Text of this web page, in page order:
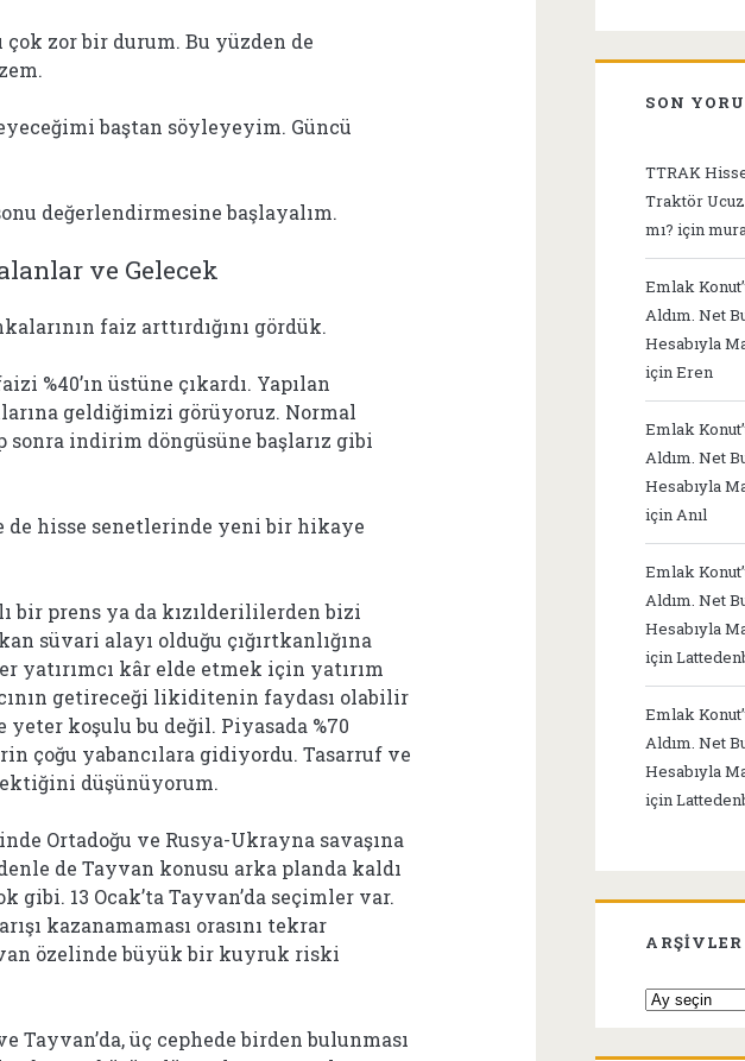
zor bir durum. Bu yüzden de
baştan söyleyeyim. Güncü
değerlendirmesine başlayalım.
ve Gelecek
faiz arttırdığını gördük.
%40’ın üstüne çıkardı. Yapılan
geldiğimizi görüyoruz. Normal
sonra indirim döngüsüne başlarız gibi
hisse senetlerinde yeni bir hikaye
bir prens ya da kızılderililerden bizi
süvari alayı olduğu çığırtkanlığına
yatırımcı kâr elde etmek için yatırım
getireceği likiditenin faydası olabilir
koşulu bu değil. Piyasada %70
çoğu yabancılara gidiyordu. Tasarruf ve
düşünüyorum.
Ortadoğu ve Rusya-Ukrayna savaşına
de Tayvan konusu arka planda kaldı
13 Ocak’ta Tayvan’da seçimler var.
kazanamaması orasını tekrar
özelinde büyük bir kuyruk riski
Tayvan’da, üç cephede birden bulunması
SON
TTRAK
Traktör Ucuz
mı? için
Emlak
Aldım. Net
Hesabıyla
içinEren
Emlak
Aldım. Net
Hesabıyla
içinAnıl
Emlak
Aldım. Net
Hesabıyla
için
Emlak
Aldım. Net
Hesabıyla
için
ARŞIVLER
Arşivler